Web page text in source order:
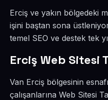
Erciş ve yakın bölgedeki
işini baştan sona
temel SEO ve destek tek
Erciş Web Sitesi
Van Erciş bölgesinin
çalışanlarına Web Sitesi